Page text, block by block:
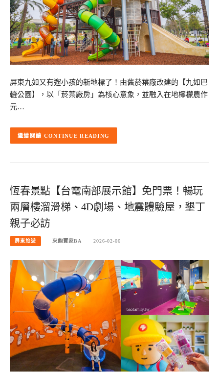
屏東九如又有遛小孩的新地標了！由舊菸葉廠改建的【九如巴
轆公園】，以「菸葉廠房」為核心意象，並融入在地檸檬農作
元…
CONTINUE READING
恆春景點【台電南部展示館】免門票！暢玩
兩層樓溜滑梯、4D劇場、地震體驗屋，墾丁
親子必訪
屏東旅遊 來飽寶家BA 2026-02-06